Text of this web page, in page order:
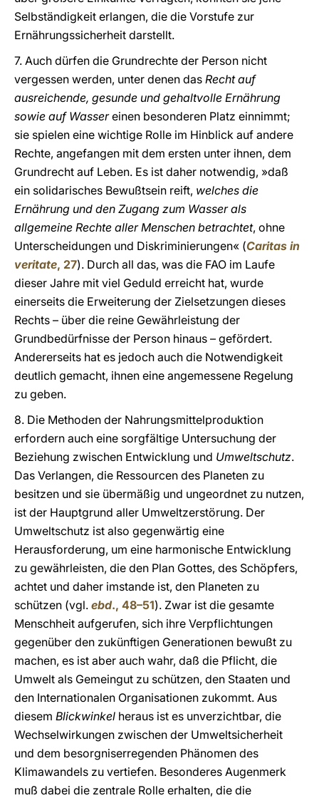
Selbständigkeit erlangen, die die Vorstufe zur
Ernährungssicherheit darstellt.
7. Auch dürfen die Grundrechte der Person nicht
vergessen werden, unter denen das Recht auf
ausreichende, gesunde und gehaltvolle Ernährung
sowie auf Wassereinen besonderen Platz einnimmt;
sie spielen eine wichtige Rolle im Hinblick auf andere
Rechte, angefangen mit dem ersten unter ihnen, dem
Grundrecht auf Leben. Es ist daher notwendig, »daß
ein solidarisches Bewußtsein reift, welches die
Ernährung und den Zugang zum Wasser als
allgemeine Rechte aller Menschen betrachtet, ohne
Unterscheidungen und Diskriminierungen« (Caritas in
veritate, 27). Durch all das, was die FAO im Laufe
dieser Jahre mit viel Geduld erreicht hat, wurde
einerseits die Erweiterung der Zielsetzungen dieses
Rechts – über die reine Gewährleistung der
Grundbedürfnisse der Person hinaus – gefördert.
Andererseits hat es jedoch auch die Notwendigkeit
deutlich gemacht, ihnen eine angemessene Regelung
zu geben.
8. Die Methoden der Nahrungsmittelproduktion
erfordern auch eine sorgfältige Untersuchung der
Beziehung zwischen Entwicklung und Umweltschutz.
Das Verlangen, die Ressourcen des Planeten zu
besitzen und sie übermäßig und ungeordnet zu nutzen,
ist der Hauptgrund aller Umweltzerstörung. Der
Umweltschutz ist also gegenwärtig eine
Herausforderung, um eine harmonische Entwicklung
zu gewährleisten, die den Plan Gottes, des Schöpfers,
achtet und daher imstande ist, den Planeten zu
schützen (vgl. ebd., 48–51). Zwar ist die gesamte
Menschheit aufgerufen, sich ihre Verpflichtungen
gegenüber den zukünftigen Generationen bewußt zu
machen, es ist aber auch wahr, daß die Pflicht, die
Umwelt als Gemeingut zu schützen, den Staaten und
den Internationalen Organisationen zukommt. Aus
diesem Blickwinkel heraus ist es unverzichtbar, die
Wechselwirkungen zwischen der Umweltsicherheit
und dem besorgniserregenden Phänomen des
Klimawandels zu vertiefen. Besonderes Augenmerk
muß dabei die zentrale Rolle erhalten, die die